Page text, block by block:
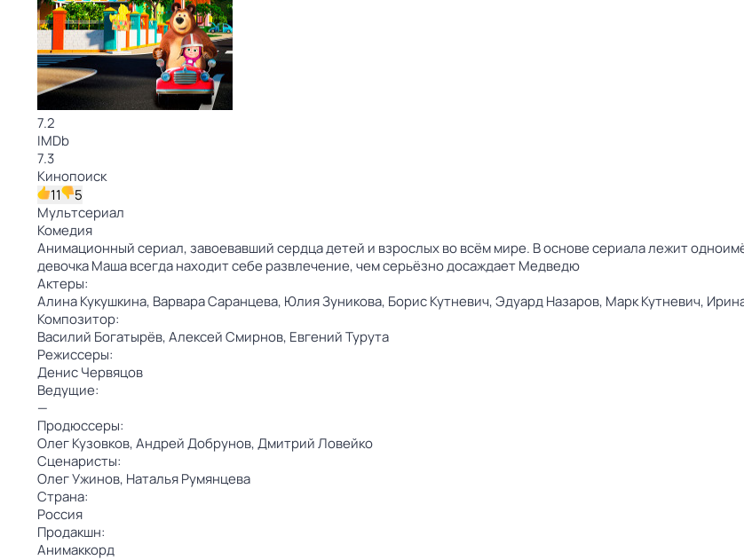
7.2
IMDb
7.3
Кинопоиск
11
5
Мультсериал
Комедия
Анимационный сериал, завоевавший сердца детей и взрослых во всём мире. В основе сериала лежит
девочка Маша всегда находит себе развлечение, чем серьёзно досаждает Медведю
Актеры:
Алина Кукушкина, Варвара Саранцева, Юлия Зуникова, Борис Кутневич,Эдуард Назаров, Марк Кутневич,
Композитор:
Василий Богатырёв,Алексей Смирнов, Евгений Турута
Режиссеры:
Денис Червяцов
Ведущие:
—
Продюссеры:
Олег Кузовков,Андрей Добрунов,Дмитрий Ловейко
Сценаристы:
Олег Ужинов, Наталья Румянцева
Страна:
Россия
Продакшн:
Анимаккорд